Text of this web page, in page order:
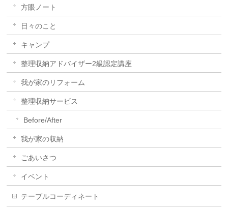
方眼ノート
日々のこと
キャンプ
整理収納アドバイザー2級認定講座
我が家のリフォーム
整理収納サービス
Before/After
我が家の収納
ごあいさつ
イベント
テーブルコーディネート